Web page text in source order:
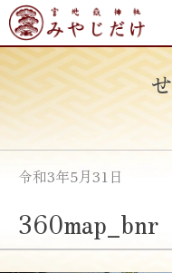
Skip
to
content
お知らせ
令和3年5月31日
360map_bnr